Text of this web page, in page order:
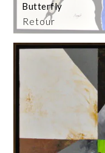
Retour
Butterfly